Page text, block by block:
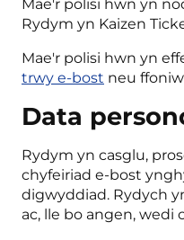
Mae'r polisi hwn yn
Rydym yn Kaizen
Mae'r polisi hwn yn
trwy e-bost neu
Data
Rydym yn casglu,
chyfeiriad e-bost
digwyddiad. Rydych
ac, lle bo angen, wedi